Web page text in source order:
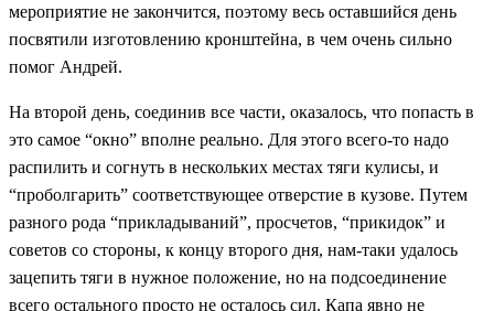
мероприятие не закончится, поэтому весь оставшийся день
посвятили изготовлению кронштейна, в чем очень сильно
помог Андрей.
На второй день, соединив все части, оказалось, что попасть в
это самое “окно” вполне реально. Для этого всего-то надо
распилить и согнуть в нескольких местах тяги кулисы, и
“проболгарить” соответствующее отверстие в кузове. Путем
разного рода “прикладываний”, просчетов, “прикидок” и
советов со стороны, к концу второго дня, нам-таки удалось
зацепить тяги в нужное положение, но на подсоединение
всего остального просто не осталось сил. Капа явно не